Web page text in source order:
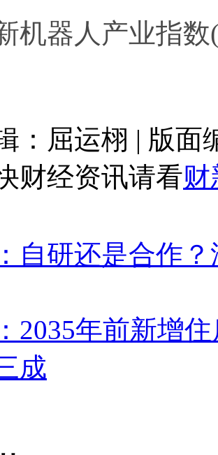
器人产业指数
：屈运栩 | 版面
财经资讯请看财
自研还是合作
2035年前新增
成